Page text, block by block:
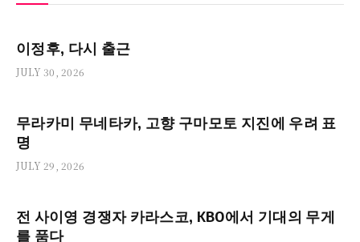
이정후, 다시 출근
JULY 30, 2026
무라카미 무네타카, 고향 구마모토 지진에 우려 표
명
JULY 29, 2026
전 사이영 경쟁자 카라스코, KBO에서 기대의 무게
를 품다